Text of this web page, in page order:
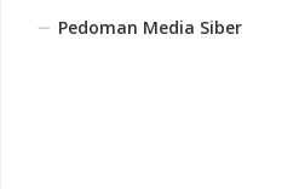
Pedoman Media Siber